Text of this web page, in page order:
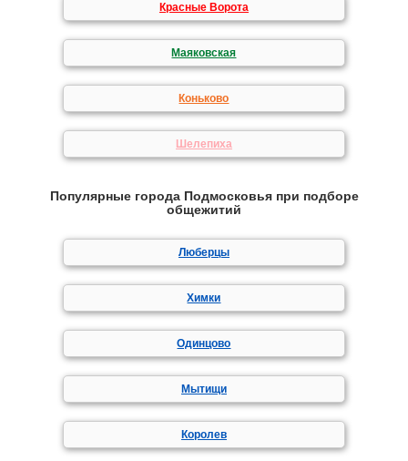
Красные Ворота
Маяковская
Коньково
Шелепиха
Популярные города Подмосковья при подборе
общежитий
Люберцы
Химки
Одинцово
Мытищи
Королев